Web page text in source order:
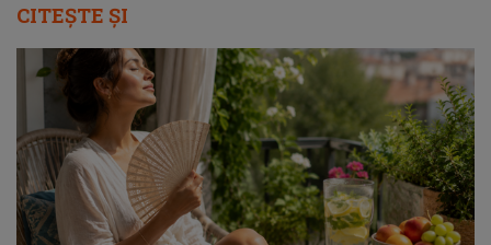
CITEȘTE ȘI